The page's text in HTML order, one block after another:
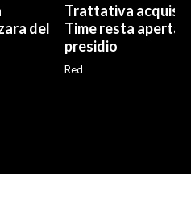
del
Trattativa
Time resta aperta,
presidio
Red